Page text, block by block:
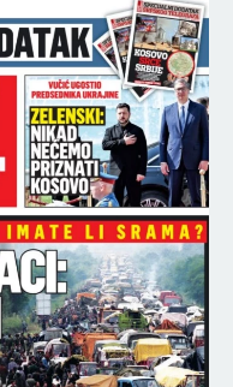
NAJČITANIJE
PISTI! Haos na
OD